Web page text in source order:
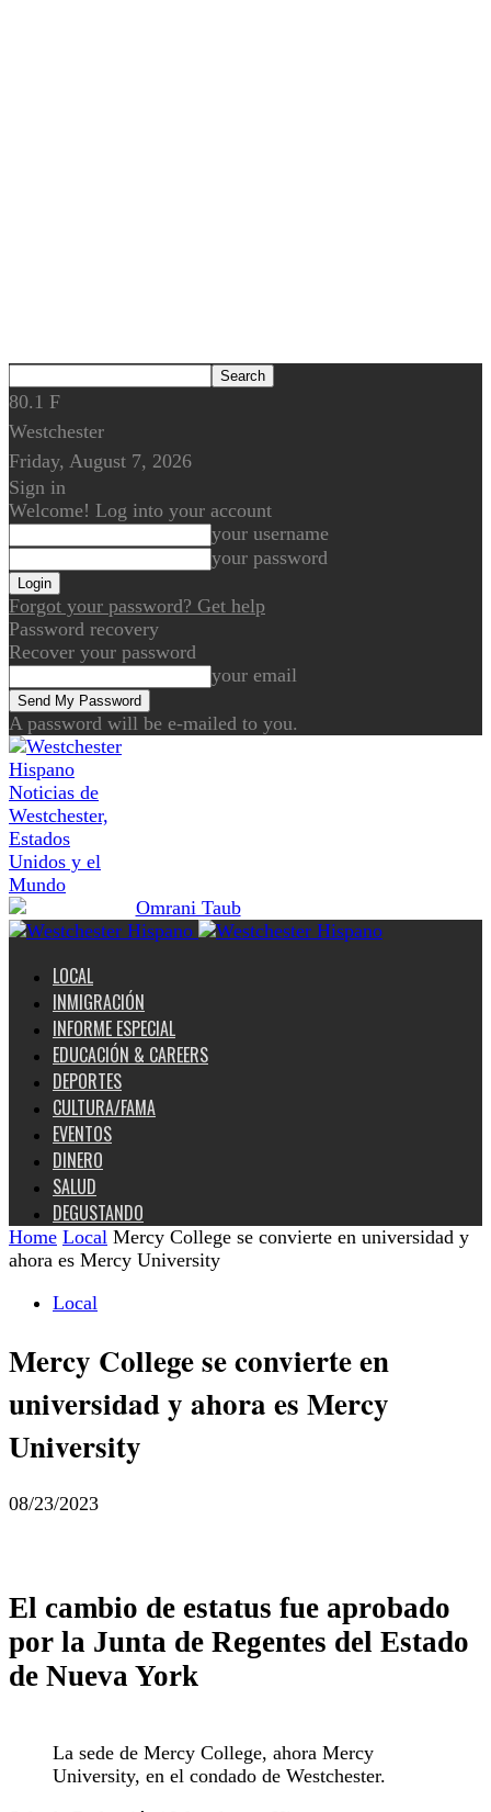
80.1 F
Westchester
Friday, August 7, 2026
Sign in
Welcome! Log into your account
your username
your password
Forgot your password? Get help
Password recovery
Recover your password
your email
A password will be e-mailed to you.
Noticias de
Westchester,
Estados
Unidos y el
Mundo
LOCAL
INMIGRACIÓN
INFORME ESPECIAL
EDUCACIÓN & CAREERS
DEPORTES
CULTURA/FAMA
EVENTOS
DINERO
SALUD
DEGUSTANDO
Home Local Mercy College se convierte en universidad y
ahora es Mercy University
Local
Mercy College se convierte en
universidad y ahora es Mercy
University
08/23/2023
El cambio de estatus fue aprobado
por la Junta de Regentes del Estado
de Nueva York
La sede de Mercy College, ahora Mercy
University, en el condado de Westchester.